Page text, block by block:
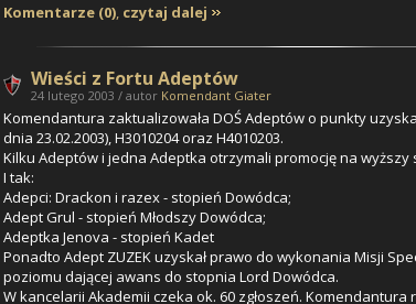
Komentarze (0), czytaj dalej
Wieści z Fortu Adeptów
24 lutego 2003 / autor Komendant Giater
Komendantura zaktualizowała DOŚ Adeptów o punkty
dnia 23.02.2003), H3010204 oraz H4010203.
Kilku Adeptów i jedna Adeptka otrzymali promocję na wyższy
I tak:
Adepci: Drackon i razex- stopień Dowódca;
AdeptGrul - stopień Młodszy Dowódca;
Adeptka Jenova - stopień Kadet
Ponadto Adept ZUZEKuzyskał prawo do wykonania Misji
poziomu dającej awans do stopnia Lord Dowódca.
W kancelarii Akademii czeka ok. 60 zgłoszeń.